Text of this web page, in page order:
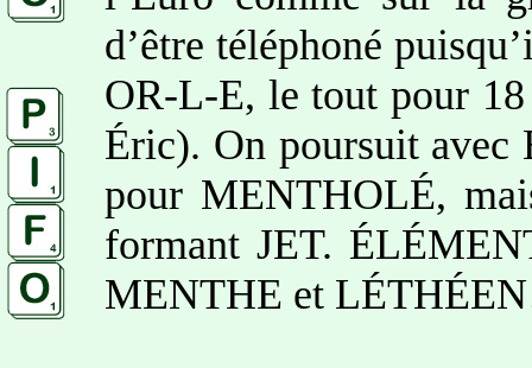
d’être téléphoné
OR-L-E, le tout pour
Éric). On poursuit
pour MENTHOLÉ,
formant JET.
MENTHE et